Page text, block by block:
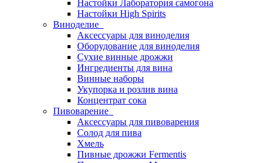
Настойки Лаборатория самогона
Настойки High Spirits
Виноделие
Аксессуары для виноделия
Оборудование для виноделия
Сухие винные дрожжи
Ингредиенты для вина
Винные наборы
Укупорка и розлив вина
Концентрат сока
Пивоварение
Аксессуары для пивоварения
Солод для пива
Хмель
Пивные дрожжи Fermentis